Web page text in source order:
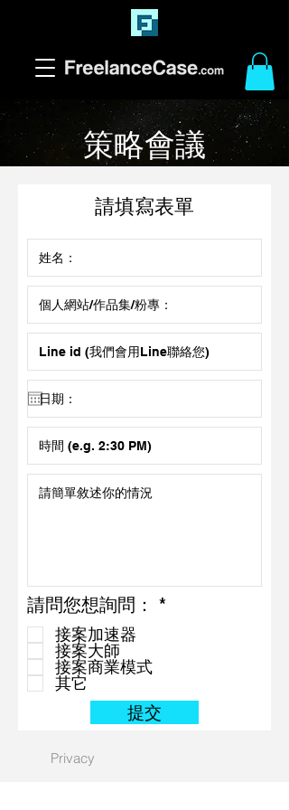
策略會議
​請填寫表單
提交
請問您想詢問： *
接案加速器
接案大師
接案商業模式
其它
Privacy